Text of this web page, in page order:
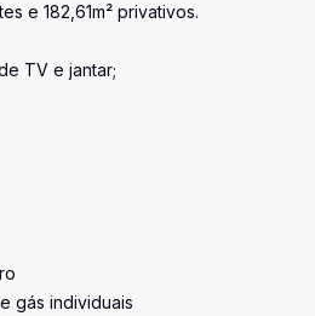
e 182,61m² privativos.
TV e jantar;
gás individuais